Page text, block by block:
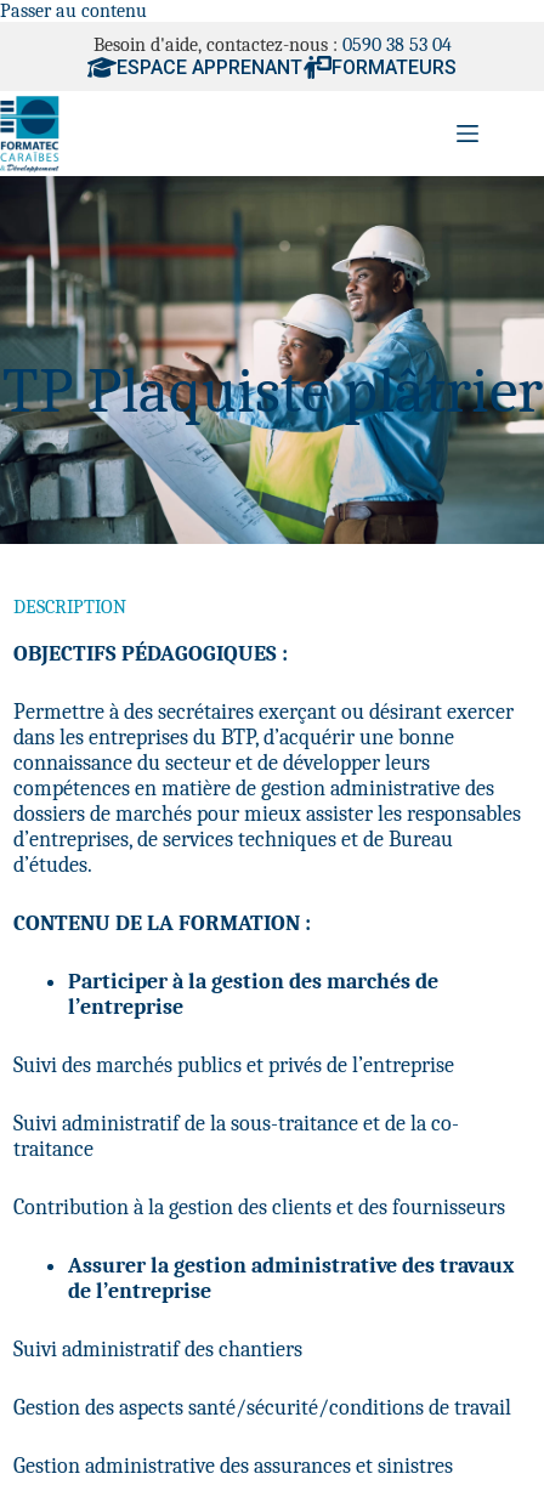
Passer au contenu
Besoin d'aide, contactez-nous : 0590 38 53 04
ESPACE APPRENANT FORMATEURS
TP Plaquiste plâtrier
DESCRIPTION
OBJECTIFS PÉDAGOGIQUES :
Permettre à des secrétaires exerçant ou désirant exercer
dans les entreprises du BTP, d’acquérir une bonne
connaissance du secteur et de développer leurs
compétences en matière de gestion administrative des
dossiers de marchés pour mieux assister les responsables
d’entreprises, de services techniques et de Bureau
d’études.
CONTENU DE LA FORMATION :
Participer à la gestion des marchés de
l’entreprise
Suivi des marchés publics et privés de l’entreprise
Suivi administratif de la sous-traitance et de la co-
traitance
Contribution à la gestion des clients et des fournisseurs
Assurer la gestion administrative des travaux
de l’entreprise
Suivi administratif des chantiers
Gestion des aspects santé/sécurité/conditions de travail
Gestion administrative des assurances et sinistres